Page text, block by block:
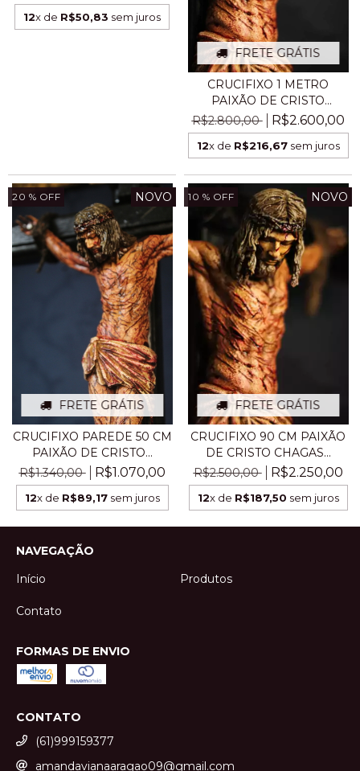
12x de R$50,83 sem juros
FRETE GRÁTIS
CRUCIFIXO 1 METRO
PAIXÃO DE CRISTO
CHAGA...
R$2.800,00 R$2.600,00
12x de R$216,67sem juros
20 % OFF
FRETE GRÁTIS
NOVO
CRUCIFIXO PAREDE 50 CM
PAIXÃO DE CRISTO...
R$1.340,00
R$1.070,00
12x de R$89,17sem juros
10 % OFF
FRETE GRÁTIS
NOVO
CRUCIFIXO 90 CM PAIXÃO
DE CRISTO CHAGAS...
R$2.500,00
R$2.250,00
12x de R$187,50 sem juros
NAVEGAÇÃO
Início
Produtos
Contato
FORMAS DE ENVIO
CONTATO
(61)999159377
amandavianaaragao09@gmail.com